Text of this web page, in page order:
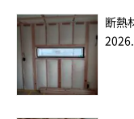
断熱